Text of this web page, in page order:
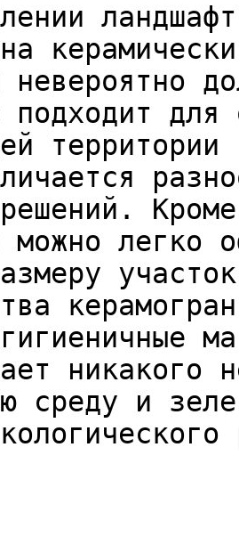
невероятно
подходит
можно легко
никакого
среду и